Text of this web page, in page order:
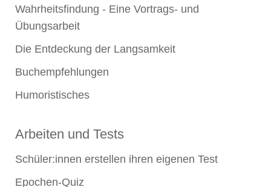
Wahrheitsfindung - Eine Vortrags- und
Übungsarbeit
Die Entdeckung der Langsamkeit
Buchempfehlungen
Humoristisches
Arbeiten und Tests
Schüler:innen erstellen ihren eigenen Test
Epochen-Quiz